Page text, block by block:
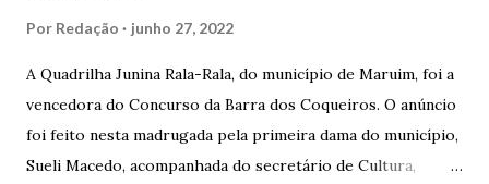
Por Redação junho 27, 2022
A Quadrilha Junina Rala-Rala, do município de Maruim, foi a
vencedora do Concurso da Barra dos Coqueiros. O anúncio
foi feito nesta madrugada pela primeira dama do município,
Sueli Macedo, acompanhada do secretário de Cultura,